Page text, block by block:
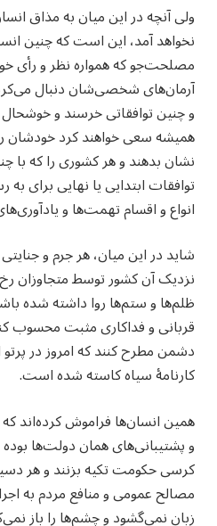
ولی آنچه در این میان به مذاق
نخواهد آمد، این است که چنین
مصلحت‌جو که همواره نظر و رأی
آرمان‌های شخصی‌شان دنبال
و چنین توافقاتی خرسند و
همیشه سعی خواهند کرد خودشان
نشان بدهند و هر کشوری را که
توافقات ابتدایی یا نهایی برای
انواع و اقسام تهمت‌ها و
شاید در این میان، هر جرم و
نزدیک آن کشور توسط متجاوزان
ظلم‌ها و ستم‌ها روا داشته شده
قربانی و فداکاری مثبت محسوب
دشمن مطرح کنند که امروز در
کارنامهٔ سیاه کاسته شده است.
همین انسان‌ها فراموش کرده‌اند
و پشتیبانی‌های همان دولت‌ها
کرسی حکومت تکیه بزنند و هر
مصالح عمومی و منافع مردم به
زبان نمی‌گشود و چشم‌ها را باز